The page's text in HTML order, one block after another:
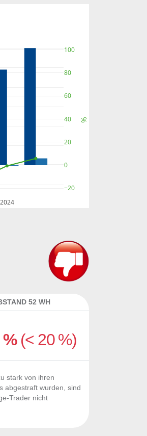
2024
−20
0
20
40
60
80
100
%
52 WH
% (< 20 %)
stark von ihren
abgestraft wurden, sind
Trader nicht